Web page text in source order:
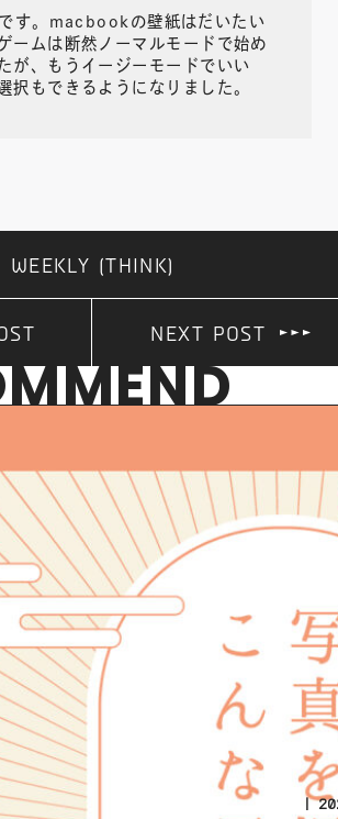
す。macbookの壁紙はだいたい
ームは断然ノーマルモードで始め
が、もうイージーモードでいい
択もできるようになりました。
WEEKLY (THINK)
NEXT POST